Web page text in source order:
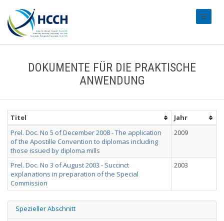
DOKUMENTE FÜR DIE PRAKTISCHE
ANWENDUNG
Titel
Jahr
Prel. Doc. No 5 of December 2008 - The application
of the Apostille Convention to diplomas including
those issued by diploma mills
2009
Prel. Doc. No 3 of August 2003 - Succinct
explanations in preparation of the Special
Commission
2003
Spezieller Abschnitt